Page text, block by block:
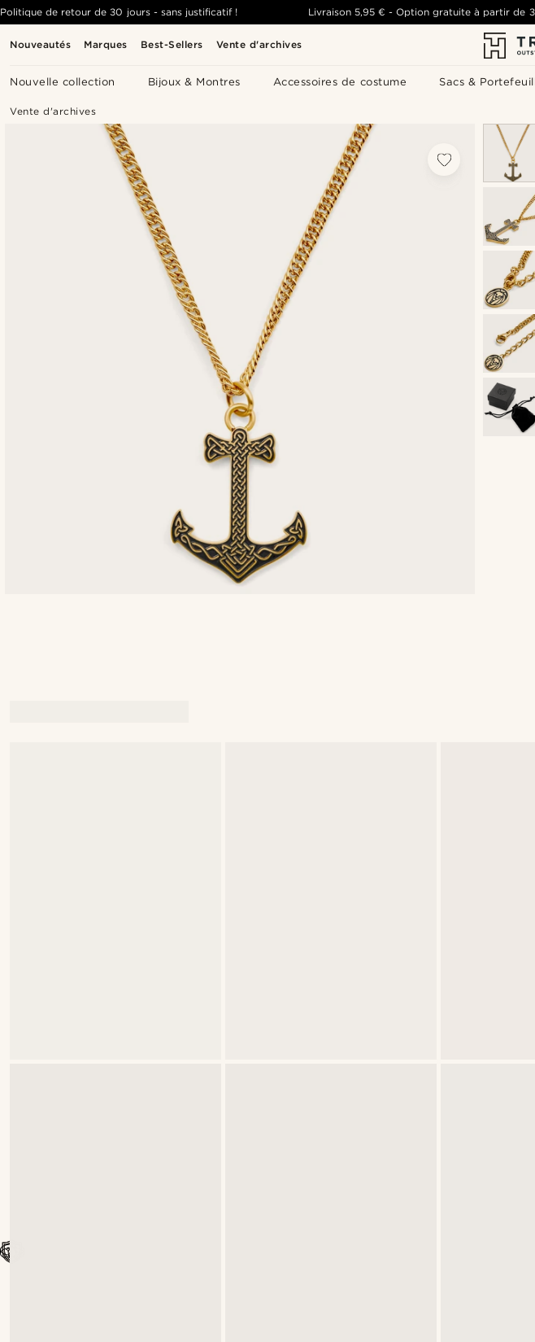
Nouveautés Marques Best-Sellers Vente d'archives
Nouvelle collection Bijoux & Montres Accessoires de costume Sacs &
Politique de retour de 30 jours - sans justificatif ! Livraison 5,95 € -Option gratuite à partir de
Vente d'archives